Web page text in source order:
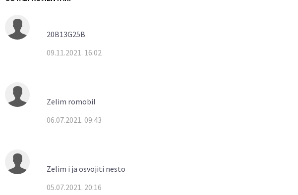
20B13G25B
09.11.2021. 16:02
Zelim romobil
06.07.2021. 09:43
Zelim i ja osvojiti nesto
05.07.2021. 20:16